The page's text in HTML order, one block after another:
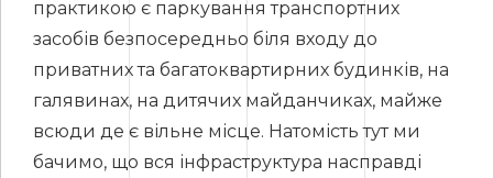
практикою є паркування транспортних
засобів безпосередньо біля входу до
приватних та багатоквартирних будинків, на
галявинах, на дитячих майданчиках, майже
всюди де є вільне місце. Натомість тут ми
бачимо, що вся інфраструктура насправді